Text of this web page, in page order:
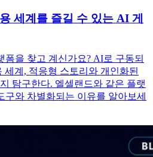
세계를 즐길 수 있는 AI 게
폼을 찾고 계신가요? AI로 구동되
계, 적응형 스토리와 개인화된
탐구한다. 엘셀랜드와 같은 플랫
와 차별화되는 이유를 알아보세